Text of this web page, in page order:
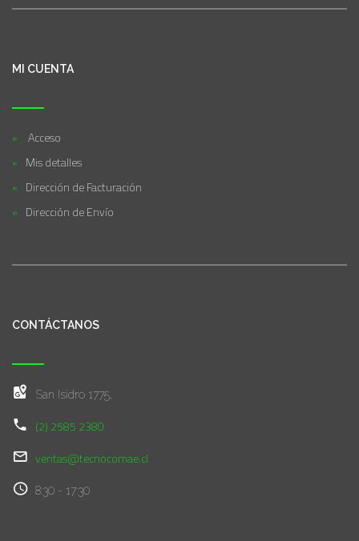
MI CUENTA
Acceso
Mis detalles
Dirección de Facturación
Dirección de Envío
CONTÁCTANOS
San Isidro 1775,
(2) 2585 2380
ventas@tecnocomae.cl
8:30 - 17:30